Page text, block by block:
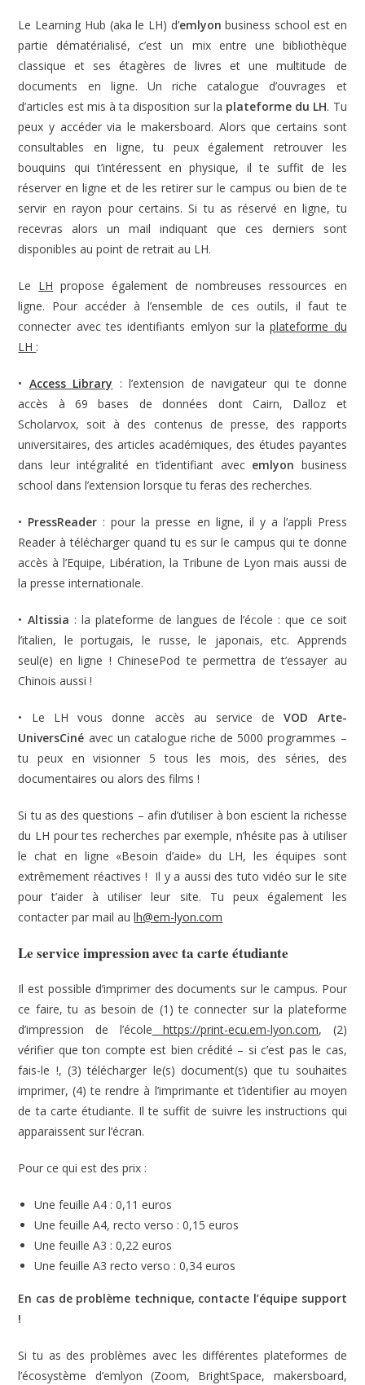
Le Learning Hub (aka le LH) d’emlyon business school est en
partie dématérialisé, c’est un mix entre une bibliothèque
classique et ses étagères de livres et une multitude de
documents en ligne. Un riche catalogue d’ouvrages et
d’articles est mis à ta disposition sur la plateforme du LH. Tu
peux y accéder via le makersboard. Alors que certains sont
consultables en ligne, tu peux également retrouver les
bouquins qui t’intéressent en physique, il te suffit de les
réserver en ligne et de les retirer sur le campus ou bien de te
servir en rayon pour certains. Si tu as réservé en ligne, tu
recevras alors un mail indiquant que ces derniers sont
disponibles au point de retrait au LH.
Le LH propose également de nombreuses ressources en
ligne. Pour accéder à l’ensemble de ces outils, il faut te
connecter avec tes identifiants emlyon sur laplateforme du
LH :
• Access Library : l’extension de navigateur qui te donne
accès à 69 bases de données dont Cairn, Dalloz et
Scholarvox, soit à des contenus de presse, des rapports
universitaires, des articles académiques, des études payantes
dans leur intégralité en t’identifiant avec emlyon business
school dans l’extension lorsque tu feras des recherches.
• PressReader : pour la presse en ligne, il y a l’appli Press
Reader à télécharger quand tu es sur le campus qui te donne
accès à l’Equipe, Libération, la Tribune de Lyon mais aussi de
la presse internationale.
• Altissia : la plateforme de langues de l’école : que ce soit
l’italien, le portugais, le russe, le japonais, etc. Apprends
seul(e) en ligne ! ChinesePod te permettra de t’essayer au
Chinois aussi !
• Le LH vous donne accès au service deVOD Arte-
UniversCiné avec un catalogue riche de 5000 programmes –
tu peux en visionner 5 tous les mois, des séries, des
documentaires ou alors des films !
Si tu as des questions – afin d’utiliser à bon escient la richesse
du LH pour tes recherches par exemple, n’hésite pas à utiliser
le chat en ligne «Besoin d’aide» du LH, les équipes sont
extrêmement réactives ! Il y a aussi des tuto vidéo sur le site
pour t’aider à utiliser leur site. Tu peux également les
contacter par mail aulh@em-lyon.com
Le service impression avec ta carte étudiante
Il est possible d’imprimer des documents sur le campus. Pour
ce faire, tu as besoin de (1) te connecter sur la plateforme
d’impression de l’école https://print-ecu.em-lyon.com, (2)
vérifier que ton compte est bien crédité – si c’est pas le cas,
fais-le !, (3) télécharger le(s) document(s) que tu souhaites
imprimer, (4) te rendre à l’imprimante et t’identifier au moyen
de ta carte étudiante. Il te suffit de suivre les instructions qui
apparaissent sur l’écran.
Pour ce qui est des prix :
Une feuille A4 : 0,11 euros
Une feuille A4, recto verso : 0,15 euros
Une feuille A3 : 0,22 euros
Une feuille A3 recto verso : 0,34 euros
En cas de problème technique, contacte l’équipe support
!
Si tu as des problèmes avec les différentes plateformes de
l’écosystème d’emlyon (Zoom, BrightSpace, makersboard,